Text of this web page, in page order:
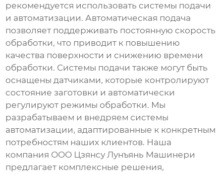
рекомендуется использовать системы подачи
и автоматизации. Автоматическая подача
позволяет поддерживать постоянную скорость
обработки, что приводит к повышению
качества поверхности и снижению времени
обработки. Системы подачи также могут быть
оснащены датчиками, которые контролируют
состояние заготовки и автоматически
регулируют режимы обработки. Мы
разрабатываем и внедряем системы
автоматизации, адаптированные к конкретным
потребностям наших клиентов. Наша
компания ООО Цзянсу Лунъянь Машинери
предлагает комплексные решения,